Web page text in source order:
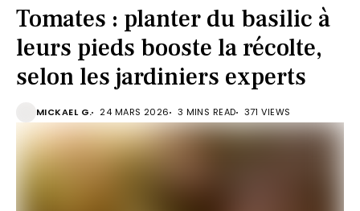
Tomates : planter du basilic à
leurs pieds booste la récolte,
selon les jardiniers experts
MICKAEL G. 24 MARS 2026 3 MINS READ 371 VIEWS